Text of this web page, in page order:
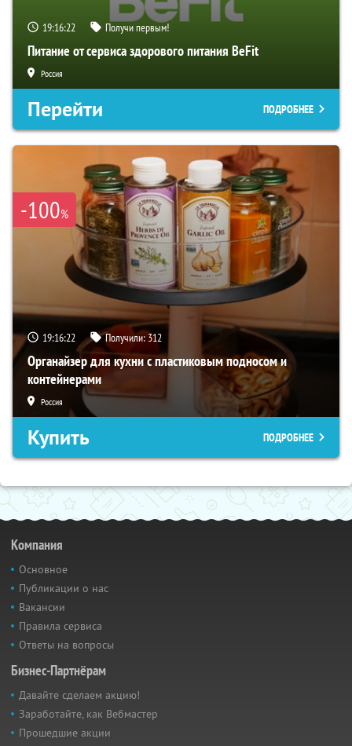
19:16:21 Получи первым!
Питание от сервиса здорового питания BeFit
Россия
Перейти ПОДРОБНЕЕ
-100%
19:16:21 Получили: 312
Органайзер для кухни с пластиковым подносом и
контейнерами
Россия
Купить ПОДРОБНЕЕ
Компания
Основное
Публикации о нас
Вакансии
Правила сервиса
Ответы на вопросы
Бизнес-Партнёрам
Давайте сделаем акцию!
Заработайте, как Вебмастер
Прошедшие акции